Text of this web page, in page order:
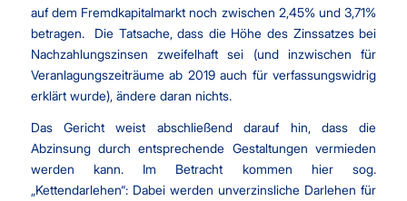
auf dem Fremdkapitalmarkt noch zwischen 2,45% und 3,71%
betragen. Die Tatsache, dass die Höhe des Zinssatzes bei
Nachzahlungszinsen zweifelhaft sei (und inzwischen für
Veranlagungszeiträume ab 2019 auch für verfassungswidrig
erklärt wurde), ändere daran nichts.
Das Gericht weist abschließend darauf hin, dass die
Abzinsung durch entsprechende Gestaltungen vermieden
werden kann. Im Betracht kommen hier sog.
„Kettendarlehen“: Dabei werden unverzinsliche Darlehen für